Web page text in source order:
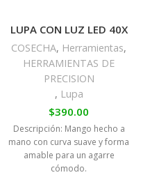
LUPA CON LUZ LED 40X
COSECHA, Herramientas,
HERRAMIENTAS DE
PRECISION
, Lupa
$390.00
Descripción: Mango hecho a
mano con curva suave y forma
amable para un agarre
cómodo.